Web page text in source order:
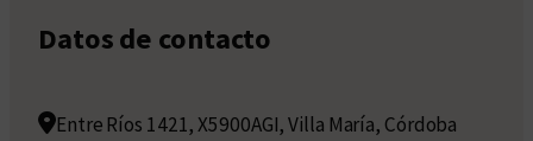
Datos de contacto
Entre Ríos 1421, X5900AGI, Villa María, Córdoba